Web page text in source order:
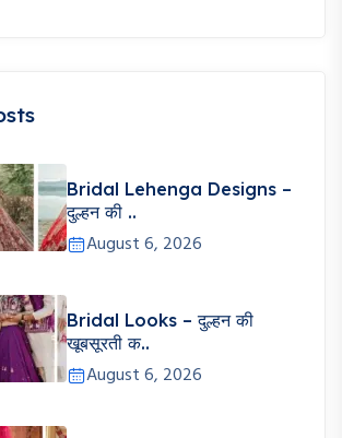
Bridal Lehenga Designs –
दुल्हन की ..
August 6, 2026
Bridal Looks – दुल्हन की
खूबसूरती क..
August 6, 2026